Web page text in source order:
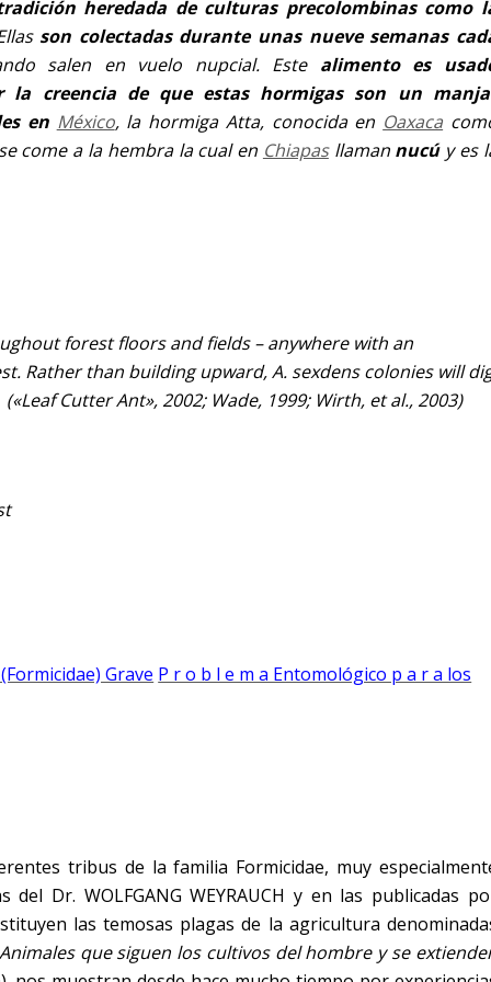
heredada de culturas precolombinas como
son colectadas durante unas nueve semanas
salen en vuelo nupcial. Este alimento es
la creencia de que estas hormigas son un
en México, la hormiga Atta, conocida en Oaxaca
come a la hembra la cual en Chiapasllaman nucúy es
forest floors and fields – anywhere with an
Rather than building upward, A. sexdens colonies will
(«Leaf Cutter Ant», 2002; Wade, 1999; Wirth, et al., 2003)
Grave P r o b l e m a Entomológico p a r a los
tribus de la familia Formicidae, muy
Dr. WOLFGANG WEYRAUCH y en las publicadas
las temosas plagas de la agricultura
que siguen los cultivos del hombre y se